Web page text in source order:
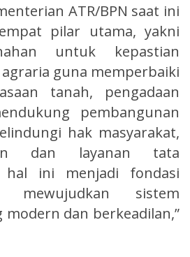
ATR/BPN saat ini
pilar utama, yakni
untuk kepastian
guna memperbaiki
tanah, pengadaan
pembangunan
hak masyarakat,
dan layanan tata
hal ini menjadi fondasi
mewujudkan sistem
dan berkeadilan,”